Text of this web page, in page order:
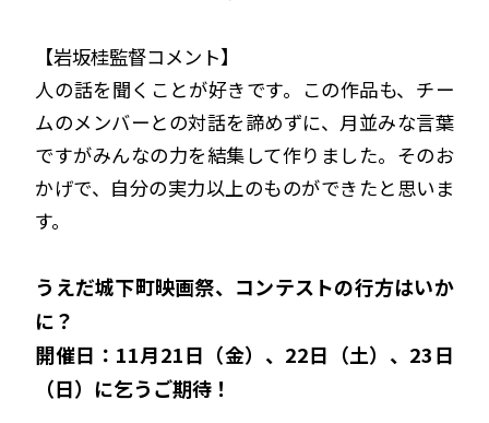
【岩坂桂監督コメント】
人の話を聞くことが好きです。この作品も、チー
ムのメンバーとの対話を諦めずに、月並みな言葉
ですがみんなの力を結集して作りました。そのお
かげで、自分の実力以上のものができたと思いま
す。
うえだ城下町映画祭、コンテストの行方はいか
に？
開催日：11月21日（金）、22日（土）、23日
（日）に乞うご期待！